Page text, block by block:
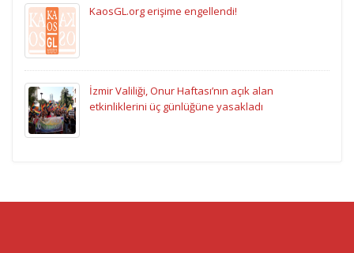
KaosGL.org erişime engellendi!
İzmir Valiliği, Onur Haftası’nın açık alan
etkinliklerini üç günlüğüne yasakladı